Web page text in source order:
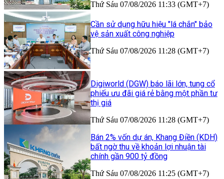
Thứ Sáu 07/08/2026 11:33 (GMT+7)
Cần sử dụng hữu hiệu "lá chắn" bảo
vệ sản xuất công nghiệp
Thứ Sáu 07/08/2026 11:28 (GMT+7)
Digiworld (DGW) báo lãi lớn, tung cổ
phiếu ưu đãi giá rẻ bằng một phần tư
thị giá
Thứ Sáu 07/08/2026 11:28 (GMT+7)
Bán 2% vốn dự án, Khang Điền (KDH)
bất ngờ thu về khoản lợi nhuận tài
chính gần 900 tỷ đồng
Thứ Sáu 07/08/2026 11:25 (GMT+7)